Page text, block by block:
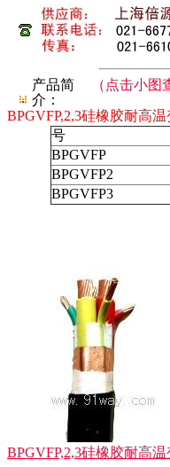
产品简
介：
（点击小图
BPGVFP,2,3硅橡胶耐高
号
BPGVFP
BPGVFP2
BPGVFP3
BPGVFP,2,3硅橡胶耐高